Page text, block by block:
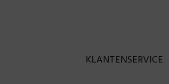
KLANTENSERVICE